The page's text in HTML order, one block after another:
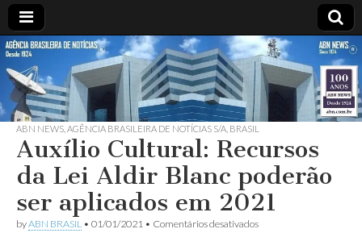
ABN
NEWS
Desde
1924:
ABN
Agência
Brasileira
de
Notícias
S.A.
ABN NEWS AGÊNCIA BRASILEIRA DE NOTÍCIAS S/A BRASIL
Auxílio Cultural: Recursos
da Lei Aldir Blanc poderão
ser aplicados em 2021
byABN BRASIL • 01/01/2021 • Comentários desativadosem